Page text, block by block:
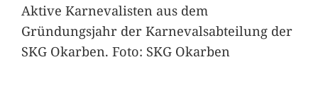
Aktive Karnevalisten aus dem
Gründungsjahr der Karnevalsabteilung der
SKG Okarben. Foto: SKG Okarben